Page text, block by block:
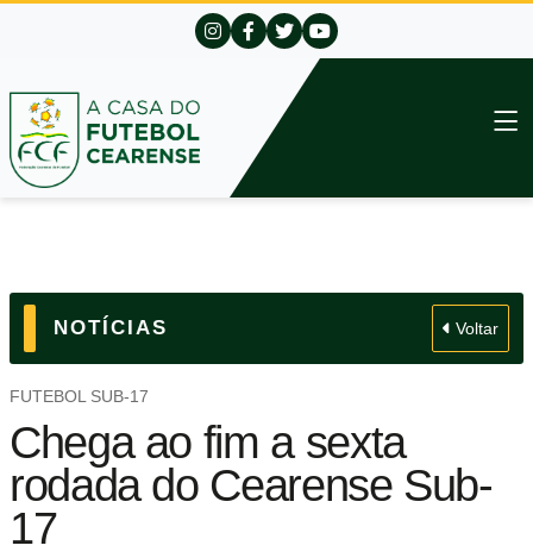
NOTÍCIAS Voltar
FUTEBOL SUB-17
Chega ao fim a sexta
rodada do Cearense Sub-
17